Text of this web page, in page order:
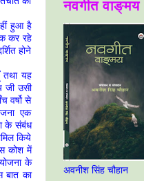
हुआ है
कर रहे
होने
यह
जी उसी
वर्षो से
एक
के संबंध
किये
कोश में
के
बात का
नवगीत वाङ्मय
अवनीश सिंह चौहान